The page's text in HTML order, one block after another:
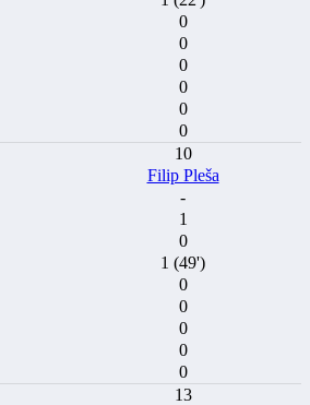
0
0
0
0
0
0
10
Filip Pleša
-
1
0
1 (49')
0
0
0
0
0
13